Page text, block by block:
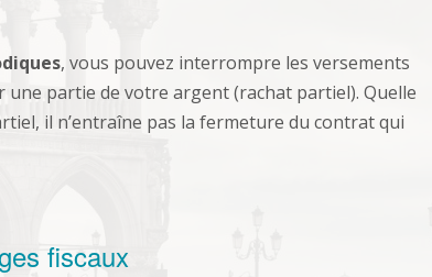
, vous pouvez interrompre les versements
partie de votre argent (rachat partiel). Quelle
il n’entraîne pas la fermeture du contrat qui
fiscaux